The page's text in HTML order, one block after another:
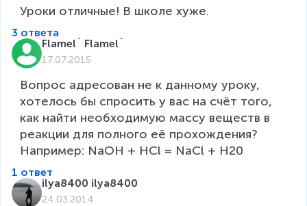
Уроки отличные! В школе хуже.
3 ответа
Flamel` Flamel`
17.07.2015
Вопрос адресован не к данному уроку,
хотелось бы спросить у вас на счёт того,
как найти необходимую массу веществ в
реакции для полного её прохождения?
Например: NaOH + HCl = NaCl + H20
1 ответ
ilya8400 ilya8400
24.03.2014